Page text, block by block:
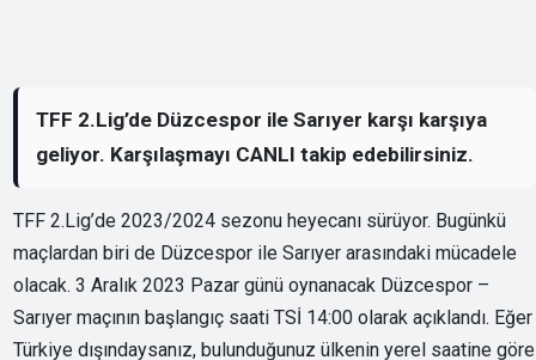
TFF 2.Lig’de Düzcespor ile Sarıyer karşı karşıya
geliyor. Karşılaşmayı CANLI takip edebilirsiniz.
TFF 2.Lig’de 2023/2024 sezonu heyecanı sürüyor. Bugünkü
maçlardan biri de Düzcespor ile Sarıyer arasındaki mücadele
olacak. 3 Aralık 2023 Pazar günü oynanacak Düzcespor –
Sarıyer maçının başlangıç saati TSİ 14:00 olarak açıklandı. Eğer
Türkiye dışındaysanız, bulunduğunuz ülkenin yerel saatine göre